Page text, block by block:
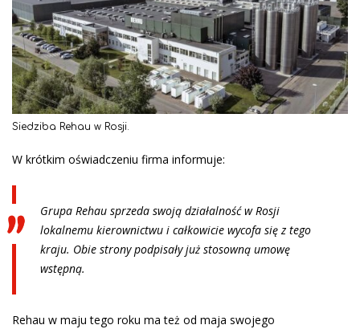
Siedziba Rehau w Rosji.
W krótkim oświadczeniu firma informuje:
Grupa Rehau sprzeda swoją działalność w Rosji
lokalnemu kierownictwu i całkowicie wycofa się z tego
kraju. Obie strony podpisały już stosowną umowę
wstępną.
Rehau w maju tego roku ma też od maja swojego